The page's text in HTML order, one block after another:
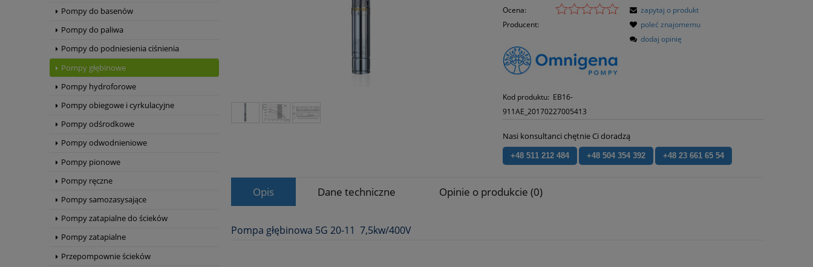
Pompy do basenów
Pompy do paliwa
Pompy do podniesienia ciśnienia
Pompy głębinowe
Pompy hydroforowe
Pompy obiegowe i cyrkulacyjne
Pompy odśrodkowe
Pompy odwodnieniowe
Pompy pionowe
Pompy ręczne
Pompy samozasysające
Pompy zatapialne do ścieków
Pompy zatapialne
Przepompownie ścieków
Ocena:
Producent:
Kod produktu: EB16-
911AE_20170227005413
zapytaj o produkt
poleć znajomemu
dodaj opinię
Nasi konsultanci chętnie Ci doradzą
+48 511 212 484 +48 504 354 392 +48 23 661 65 54
Opis Dane techniczne Opinie o produkcie (0)
Pompa głębinowa 5G 20-11 7,5kw/400V